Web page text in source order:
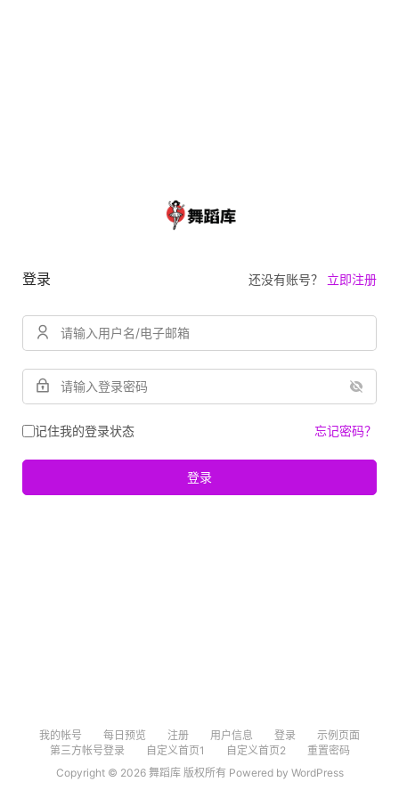
登录 还没有账号？ 立即注册
记住我的登录状态 忘记密码？
登录
我的帐号 每日预览 注册 用户信息 登录
示例页面
第三方帐号登录
自定义首页1 自定义首页2
重置密码
Copyright © 2026 舞蹈库 版权所有 Powered by WordPress